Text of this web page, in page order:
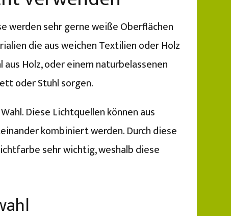
werden sehr gerne weiße Oberflächen
die aus weichen Textilien oder Holz
Holz, oder einem naturbelassenen
oder Stuhl sorgen.
Diese Lichtquellen können aus
kombiniert werden. Durch diese
sehr wichtig, weshalb diese